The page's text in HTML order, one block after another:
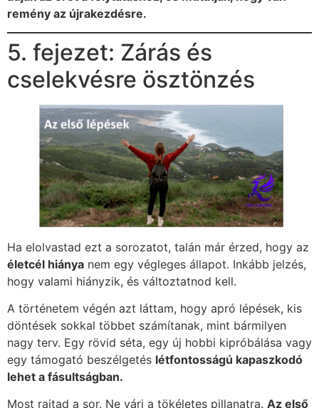
remény az újrakezdésre.
5. fejezet: Zárás és
cselekvésre ösztönzés
Ha elolvastad ezt a sorozatot, talán már érzed, hogy az
életcél hiánya nem egy végleges állapot. Inkább jelzés,
hogy valami hiányzik, és változtatnod kell.
A történetem végén azt láttam, hogy apró lépések, kis
döntések sokkal többet számítanak, mint bármilyen
nagy terv. Egy rövid séta, egy új hobbi kipróbálása vagy
egy támogató beszélgetés létfontosságú kapaszkodó
lehet a fásultságban.
Most rajtad a sor. Ne várj a tökéletes pillanatra. Az első